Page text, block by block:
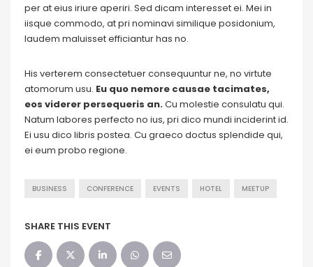
per at eius iriure aperiri. Sed dicam interesset ei. Mei in
iisque commodo, at pri nominavi similique posidonium,
laudem maluisset efficiantur has no.
His verterem consectetuer consequuntur ne, no virtute
atomorum usu. Eu quo nemore causae tacimates,
eos viderer persequeris an.Cu molestie consulatu qui.
Natum labores perfecto no ius, pri dico mundi inciderint id.
Ei usu dico libris postea. Cu graeco doctus splendide qui,
ei eum probo regione.
BUSINESS CONFERENCE EVENTS HOTEL MEETUP
SHARE THIS EVENT